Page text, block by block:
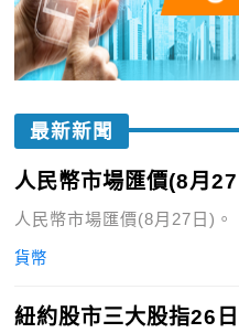
最新新聞
人民幣市場匯價(8月
人民幣市場匯價(8月27日)。
貨幣
紐約股市三大股指26